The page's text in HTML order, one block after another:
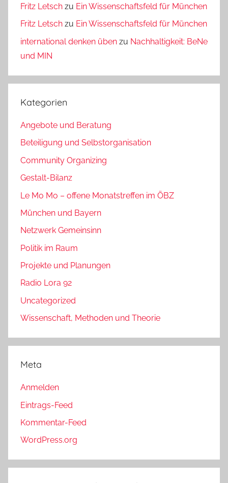
Fritz Letsch zu Ein Wissenschaftsfeld für München
Fritz Letsch zu Ein Wissenschaftsfeld für München
international denken üben zu Nachhaltigkeit: BeNe
und MIN
Kategorien
Angebote und Beratung
Beteiligung und Selbstorganisation
Community Organizing
Gestalt-Bilanz
Le Mo Mo – offene Monatstreffen im ÖBZ
München und Bayern
Netzwerk Gemeinsinn
Politik im Raum
Projekte und Planungen
Radio Lora 92
Uncategorized
Wissenschaft, Methoden und Theorie
Meta
Anmelden
Eintrags-Feed
Kommentar-Feed
WordPress.org